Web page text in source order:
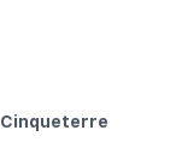
Cinqueterre